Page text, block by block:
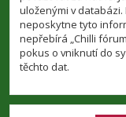
uloženými v databázi.
neposkytne tyto
nepřebírá „Chilli
pokus o vniknutí do
těchto dat.